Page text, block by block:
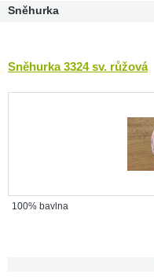
Sněhurka
Sněhurka 3324 sv. růžová
100% bavlna